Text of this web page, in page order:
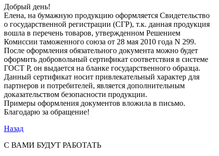
Добрый день!
Елена, на бумажную продукцию оформляется Свидетельство
о государственной регистрации (СГР), т.к. данная продукция
вошла в перечень товаров, утвержденном Решением
Комиссии таможенного союза от 28 мая 2010 года N 299.
После оформления обязательного документа можно будет
оформить добровольный сертификат соответствия в системе
ГОСТ Р, он выдается на бланке государственного образца.
Данный сертификат носит привлекательный характер для
партнеров и потребителей, является дополнительным
доказательством безопасности продукции.
Примеры оформления документов вложила в письмо.
Благодарю за обращение!
Назад
С ВАМИ БУДУТ РАБОТАТЬ